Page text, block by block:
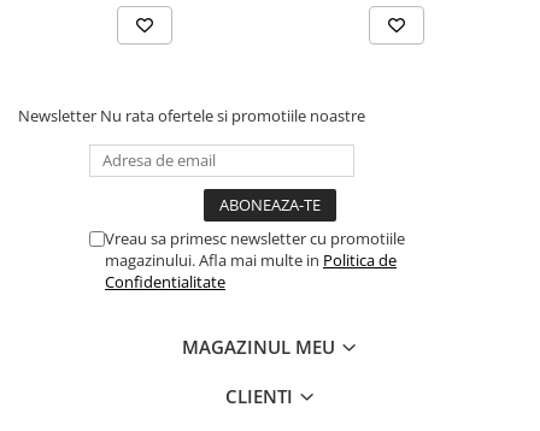
Rucsac
CONSUMABILE
Newsletter Nu rata ofertele si promotiile noastre
Vreau sa primesc newsletter cu promotiile
magazinului. Afla mai multe in Politica de
Confidentialitate
MAGAZINUL MEU
CLIENTI